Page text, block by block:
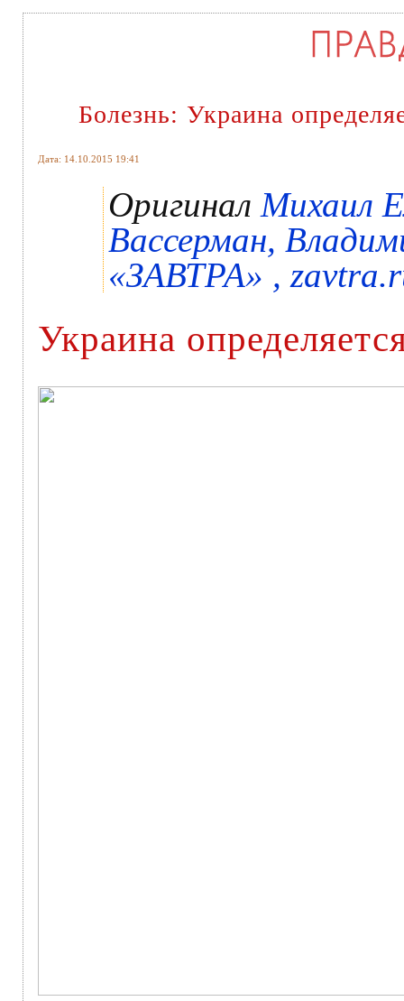
Болезнь: Украина
Дата: 14.10.2015 19:41
Оригинал Михаил
Вассерман,
«ЗАВТРА» ,
Украина